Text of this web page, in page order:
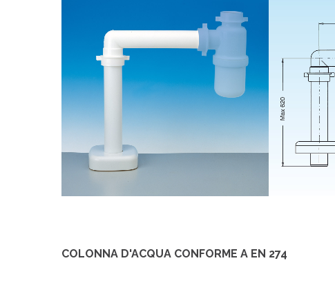
COLONNA D'ACQUA CONFORME A EN 274